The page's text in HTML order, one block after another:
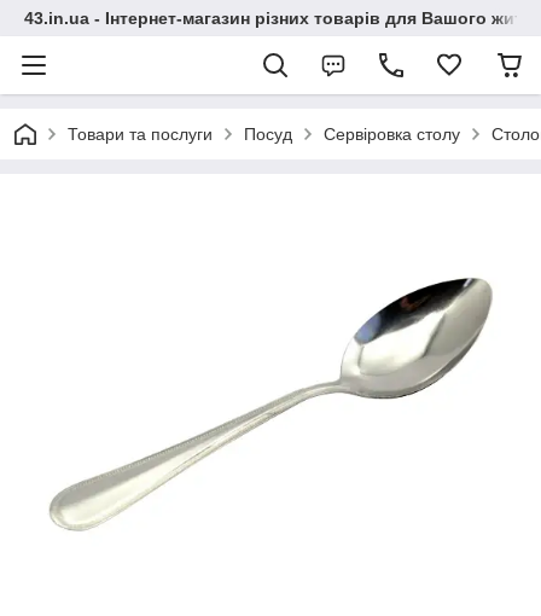
43.in.ua - Інтернет-магазин різних товарів для Вашого
Товари та послуги Посуд Сервіровка столу